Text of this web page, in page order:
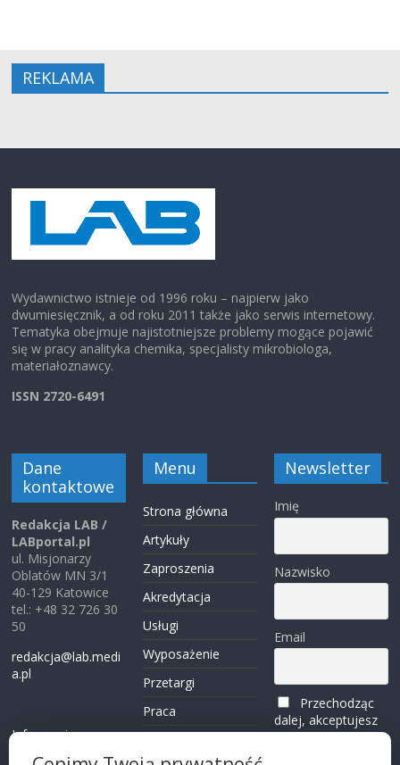
REKLAMA
Wydawnictwo istnieje od 1996 roku – najpierw jako
dwumiesięcznik, a od roku 2011 także jako serwis internetowy.
Tematyka obejmuje najistotniejsze problemy mogące pojawić
się w pracy analityka chemika, specjalisty mikrobiologa,
materiałoznawcy.
ISSN 2720-6491
Dane
kontaktowe
Redakcja LAB /
LABportal.pl
ul. Misjonarzy
Oblatów MN 3/1
40-129 Katowice
tel.: +48 32 726 30
50
redakcja@lab.medi
a.pl
Informacje o
Menu
Strona główna
Artykuły
Zaproszenia
Akredytacja
Usługi
Wyposażenie
Przetargi
Praca
Newsletter
Imię
Nazwisko
Email
Przechodząc
dalej, akceptujesz
politykę